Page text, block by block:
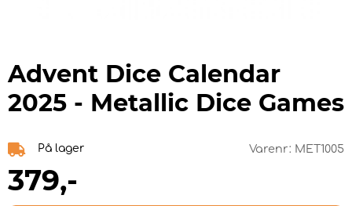
Advent Dice Calendar
2025 - Metallic Dice Games
På lager Varenr: MET1005
379,-